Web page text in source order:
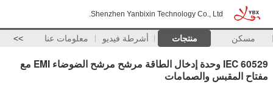
Shenzhen Yanbixin Technology Co., Ltd.
مسكن منتجات أشرطة فيديو معلومات عنا >>
IEC 60529 وحدة إدخال الطاقة مرشح مرشح الضوضاء EMI مع
مفتاح المقبس والصمامات